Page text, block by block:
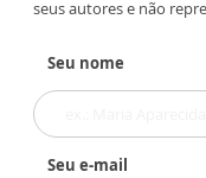
seus autores e não
Seu nome
Seu e-mail